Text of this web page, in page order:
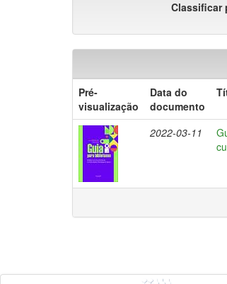
Classificar
Pré-
visualização
Data do
documento
2022-03-11